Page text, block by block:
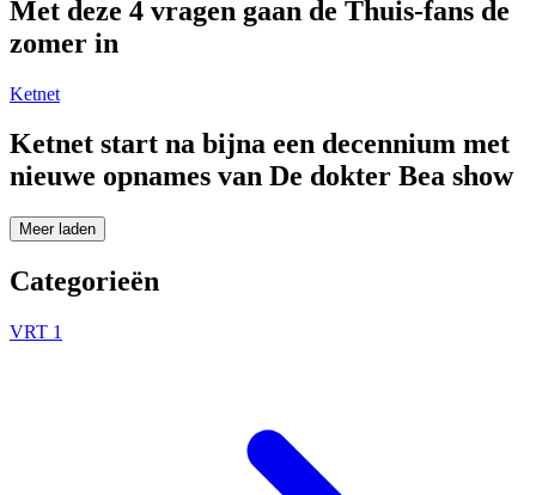
Met deze 4 vragen gaan de Thuis-fans de
zomer in
Ketnet
Ketnet start na bijna een decennium met
nieuwe opnames van De dokter Bea show
Meer laden
Categorieën
VRT 1